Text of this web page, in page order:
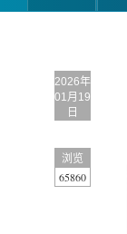
2026年
01月19
日
浏览
65860